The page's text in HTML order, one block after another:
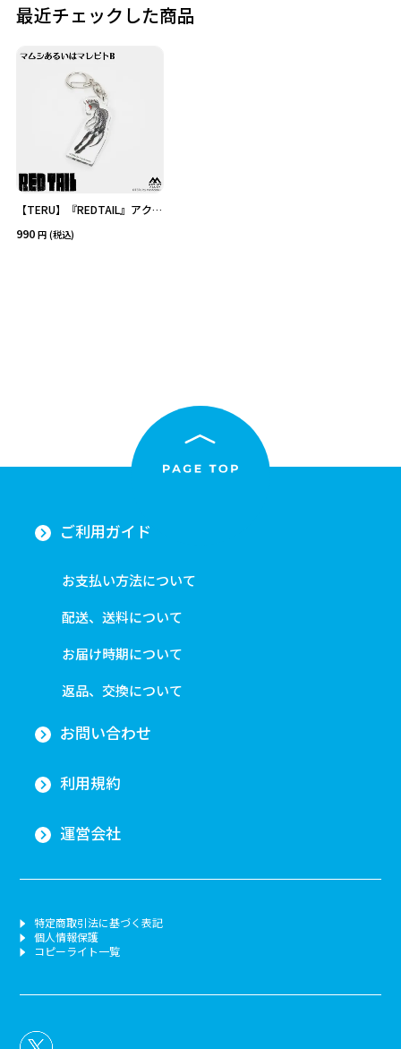
最近チェックした商品
【TERU】『REDTAIL』アクリ
いはマレビトB
990 (税込)
ご利用ガイド
お支払い方法について
配送、送料について
お届け時期について
返品、交換について
お問い合わせ
利用規約
運営会社
特定商取引法に基づく表記
個人情報保護
コピーライト一覧
その他 在庫あり
クリア